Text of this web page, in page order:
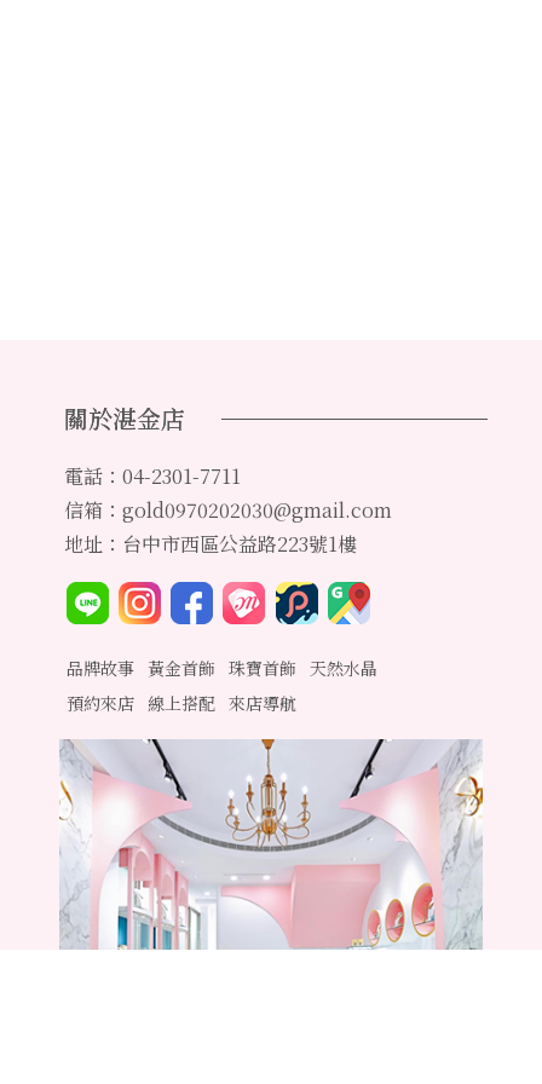
關於湛金店
電話：04-2301-7711
信箱：gold0970202030@gmail.com
地址：台中市西區公益路223號1樓
品牌故事 黃金首飾 珠寶首飾 天然水晶
預約來店
線上搭配 來店導航